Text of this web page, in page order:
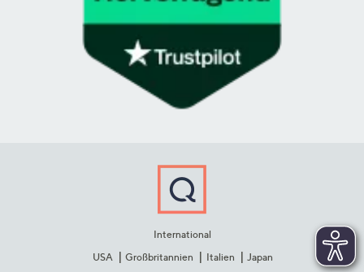
International
USA
Großbritannien Italien Japan